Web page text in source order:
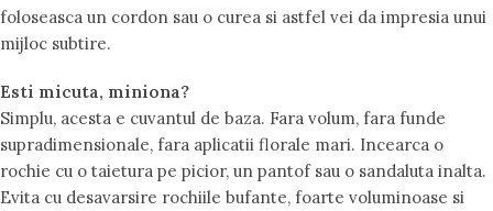
foloseasca un cordon sau o curea si astfel vei da impresia unui
mijloc subtire.
Esti micuta, miniona?
Simplu, acesta e cuvantul de baza. Fara volum, fara funde
supradimensionale, fara aplicatii florale mari. Incearca o
rochie cu o taietura pe picior, un pantof sau o sandaluta inalta.
Evita cu desavarsire rochiile bufante, foarte voluminoase si